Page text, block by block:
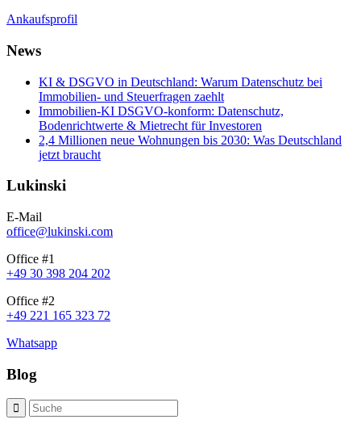
Ankaufsprofil
News
KI & DSGVO in Deutschland: Warum Datenschutz bei
Immobilien- und Steuerfragen zaehlt
Immobilien-KI DSGVO-konform: Datenschutz,
Bodenrichtwerte & Mietrecht für Investoren
2,4 Millionen neue Wohnungen bis 2030: Was Deutschland
jetzt braucht
Lukinski
E-Mail
office@lukinski.com
Office #1
+49 30 398 204 202
Office #2
+49 221 165 323 72
Whatsapp
Blog